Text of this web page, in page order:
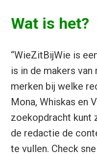
Wat is het?
“WieZitBijWie is
is in de makers
merken bij welke
Mona, Whiskas en
zoekopdracht kunt
de redactie de
te vullen. Check